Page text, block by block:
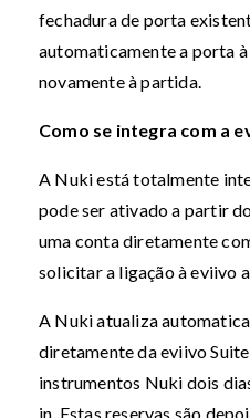
fechadura de porta
automaticamente a porta
novamente à partida.
Como se integra com a
A Nuki está totalmente
pode ser ativado a partir
uma conta diretamente
solicitar a ligação à eviivo
A Nuki atualiza
diretamente da eviivo
instrumentos Nuki dois
in. Estas reservas são